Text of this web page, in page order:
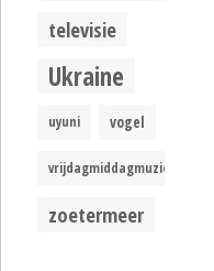
televisie
Ukraine
uyuni vogel
vrijdagmiddagmuziek
zoetermeer